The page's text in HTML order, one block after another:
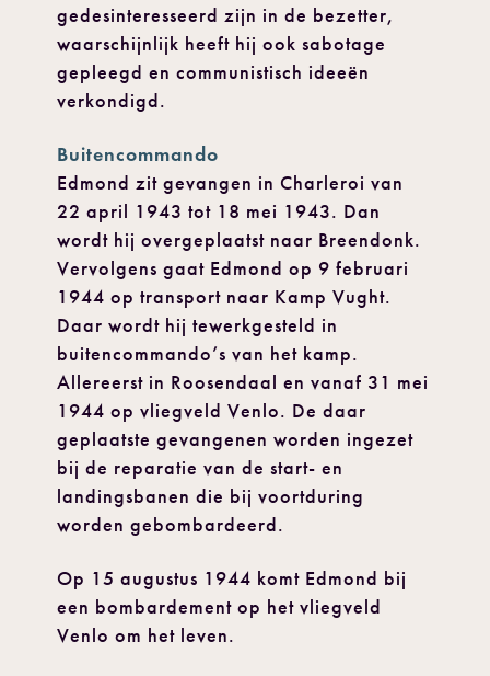
gedesinteresseerd zijn in de bezetter,
waarschijnlijk heeft hij ook sabotage
gepleegd en communistisch ideeën
verkondigd.
Buitencommando
Edmond zit gevangen in Charleroi van
22 april 1943 tot 18 mei 1943. Dan
wordt hij overgeplaatst naar Breendonk.
Vervolgens gaat Edmond op 9 februari
1944 op transport naar Kamp Vught.
Daar wordt hij tewerkgesteld in
buitencommando’s van het kamp.
Allereerst in Roosendaal en vanaf 31 mei
1944 op vliegveld Venlo. De daar
geplaatste gevangenen worden ingezet
bij de reparatie van de start- en
landingsbanen die bij voortduring
worden gebombardeerd.
Op 15 augustus 1944 komt Edmond bij
een bombardement op het vliegveld
Venlo om het leven.